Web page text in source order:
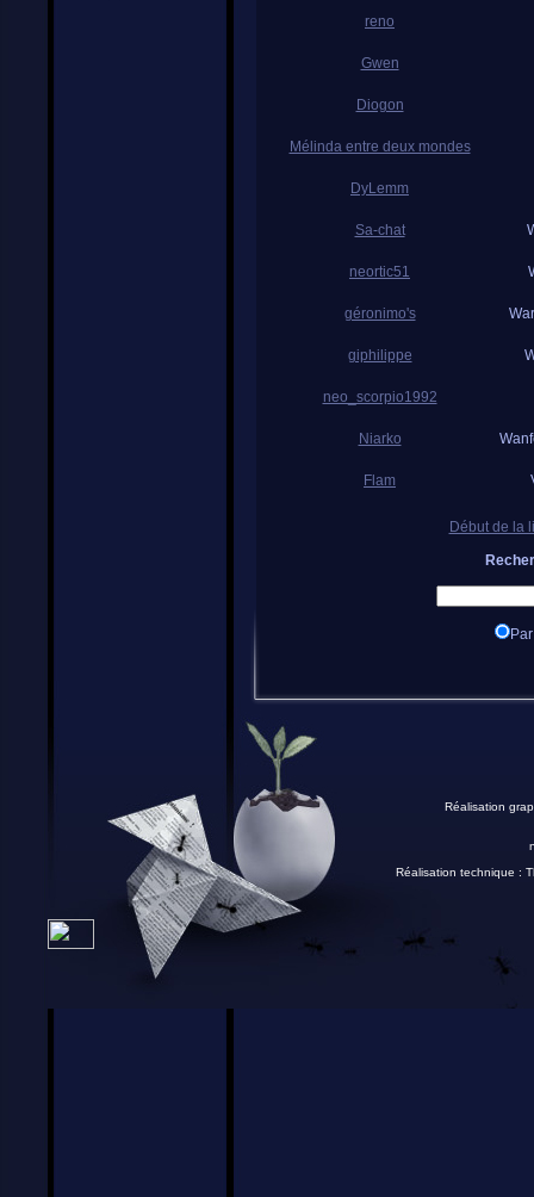
reno
Gwen
Diogon
Mélinda entre deux mondes
DyLemm
Sa-chat
neortic51
géronimo's
giphilippe
neo_scorpio1992
Niarko
Flam
Début de la
Réalisation
Réalisation technique :